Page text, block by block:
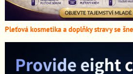
Pleťová kosmetika a doplňky stravy se